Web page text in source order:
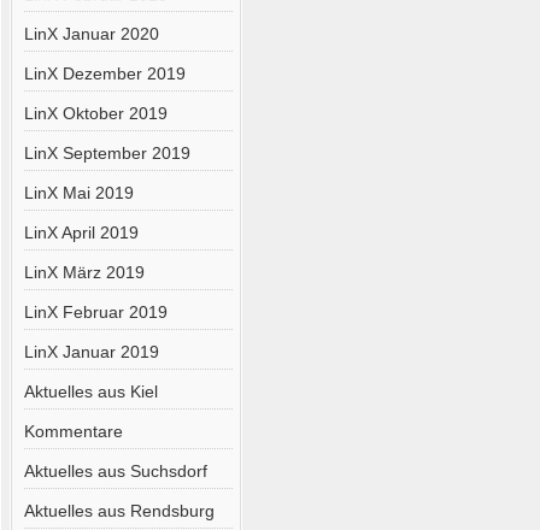
LinX Januar 2020
LinX Dezember 2019
LinX Oktober 2019
LinX September 2019
LinX Mai 2019
LinX April 2019
LinX März 2019
LinX Februar 2019
LinX Januar 2019
Aktuelles aus Kiel
Kommentare
Aktuelles aus Suchsdorf
Aktuelles aus Rendsburg